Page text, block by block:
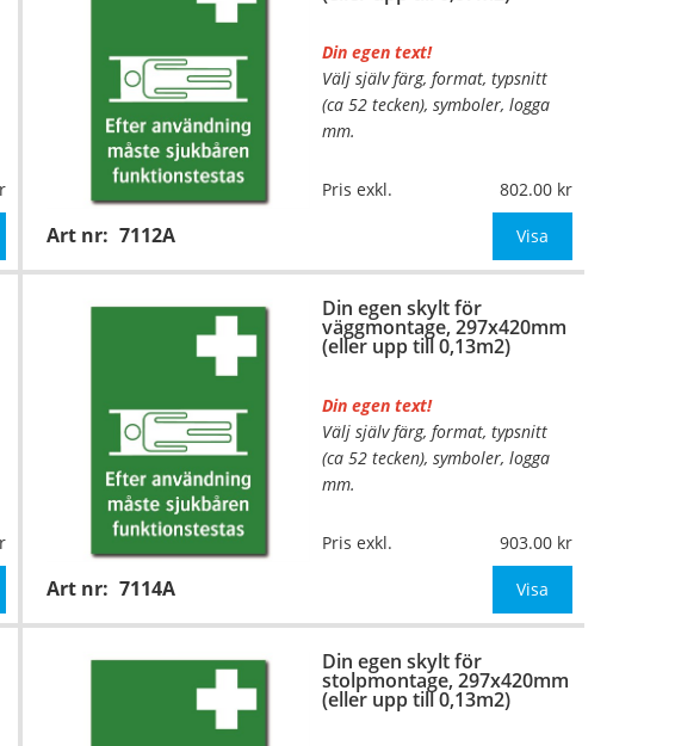
Art nr: 7112A
Din egen text!
Välj själv färg, format, typsnitt
(ca 52 tecken), symboler, logga
mm.
Material:
Plan aluminium,
0,7mm (väggmontage)
210x297mm (eller annat
Be om offert vid antal
Pris exkl. 802.00
Visa
Din egen skylt för
väggmontage, 297x420mm
(eller upp till 0,13m2)
Art nr: 7114A
Din egen text!
Välj själv färg, format, typsnitt
(ca 52 tecken), symboler, logga
mm.
Material:
Plan aluminium,
0,7mm (väggmontage)
297x420mm (eller annat
Be om offert vid antal
Pris exkl. 903.00
Visa
Din egen skylt för
stolpmontage, 297x420mm
(eller upp till 0,13m2)